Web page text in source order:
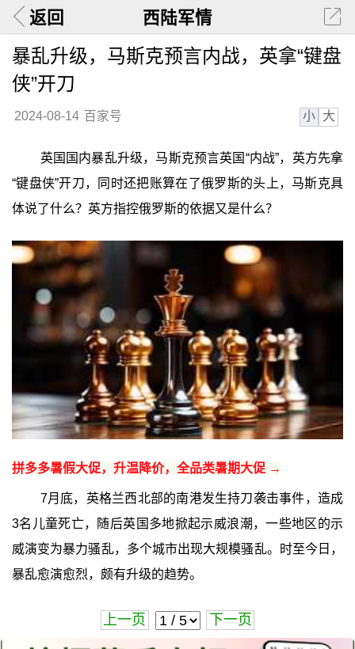
返回 西陆军情
暴乱升级，马斯克预言内战，英拿“键盘
侠”开刀
2024-08-14 百家号 小 大
英国国内暴乱升级，马斯克预言英国“内战”，英方先拿
“键盘侠”开刀，同时还把账算在了俄罗斯的头上，马斯克具
体说了什么？英方指控俄罗斯的依据又是什么？
拼多多暑假大促，升温降价，全品类暑期大促 →
7月底，英格兰西北部的南港发生持刀袭击事件，造成
3名儿童死亡，随后英国多地掀起示威浪潮，一些地区的示
威演变为暴力骚乱，多个城市出现大规模骚乱。时至今日，
暴乱愈演愈烈，颇有升级的趋势。
上一页 下一页